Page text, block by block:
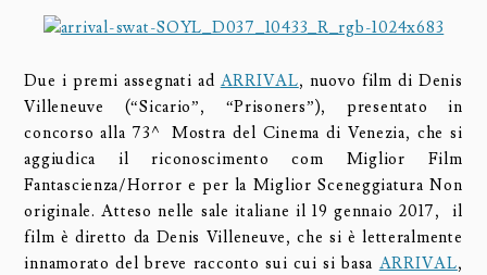
Due i premi assegnati ad ARRIVAL, nuovo film di Denis
Villeneuve (“Sicario”, “Prisoners”), presentato in
concorso alla 73^ Mostra del Cinema di Venezia, che si
aggiudica il riconoscimento com Miglior Film
Fantascienza/Horror e per la Miglior Sceneggiatura Non
originale. Atteso nelle sale italiane il 19 gennaio 2017, il
film è diretto da Denis Villeneuve, che si è letteralmente
innamorato del breve racconto sui cui si basa ARRIVAL,